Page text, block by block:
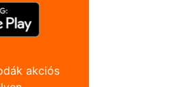
akciós